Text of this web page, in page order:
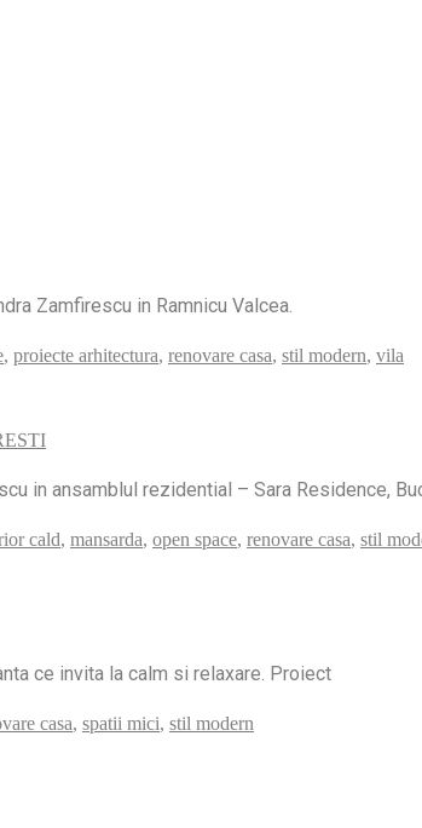
Zamfirescu in Ramnicu Valcea.
, proiecte arhitectura, renovare casa, stil modern, vila
in ansamblul rezidential – Sara Residence,
cald, mansarda, open space, renovare casa, stil
ce invita la calm si relaxare. Proiect
casa, spatii mici, stil modern